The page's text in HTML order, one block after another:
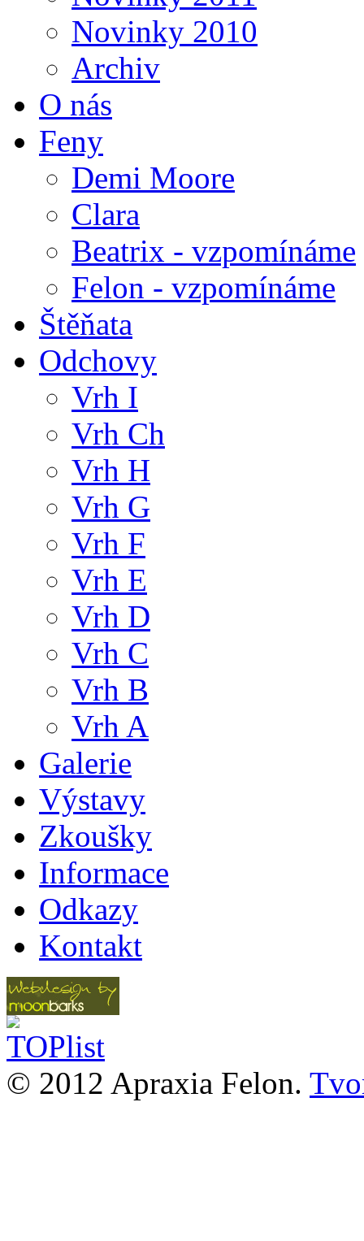
Novinky 2010
Archiv
O nás
Feny
Demi Moore
Clara
Beatrix - vzpomínáme
Felon - vzpomínáme
Štěňata
Odchovy
Vrh I
Vrh Ch
Vrh H
Vrh G
Vrh F
Vrh E
Vrh D
Vrh C
Vrh B
Vrh A
Galerie
Výstavy
Zkoušky
Informace
Odkazy
Kontakt
© 2012 Apraxia Felon.